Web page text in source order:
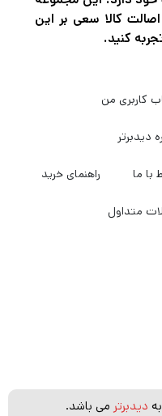
کالا سعی بر این
کنید.
کاربری من
دیدبرتر
با ما راهنمای خرید
متداول
دیدبرتر می باشد.